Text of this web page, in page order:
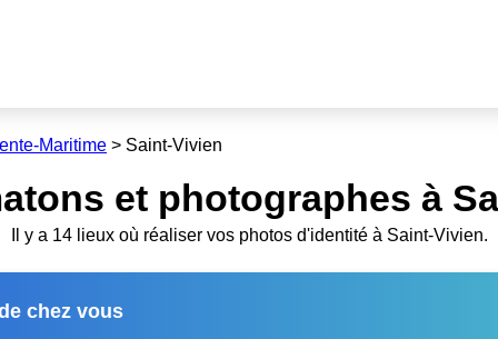
Maritime > Saint-Vivien
et photographes à
Il y a 14 lieux où réaliser vos photos d'identité à Saint-Vivien.
chez vous